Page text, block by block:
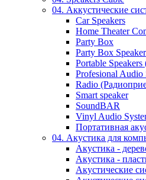
04. Аккустические
Car Speakers
Home Theater
Party Box
Party Box Speaker
Portable
Profesional Audio
Radio
Smart speaker
SoundBAR
Vinyl Audio
Портативная
04. Акустика для
Акустика -
Акустика -
Акустические